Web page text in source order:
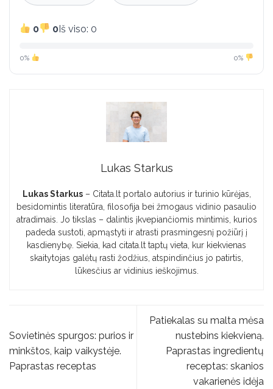
0 0Iš viso: 0
0% 0%
Lukas Starkus
Lukas Starkus– Citata.lt portalo autorius ir turinio kūrėjas,
besidomintis literatūra, filosofija bei žmogaus vidinio pasaulio
atradimais. Jo tikslas – dalintis įkvepiančiomis mintimis, kurios
padeda sustoti, apmąstyti ir atrasti prasmingesnį požiūrį į
kasdienybę. Siekia, kad citata.lt taptų vieta, kur kiekvienas
skaitytojas galėtų rasti žodžius, atspindinčius jo patirtis,
lūkesčius ar vidinius ieškojimus.
Sovietinės spurgos: purios ir
minkštos, kaip vaikystėje.
Paprastas receptas
Patiekalas su malta mėsa
nustebins kiekvieną.
Paprastas ingredientų
receptas: skanios
vakarienės idėja